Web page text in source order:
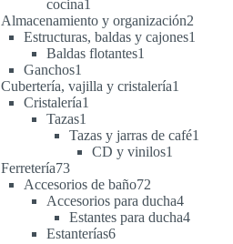
cocina1
producto
Almacenamiento y organización2
Estructuras, baldas y cajones1
Baldas flotantes1
Ganchos1
producto
Cubertería, vajilla y cristalería1
Cristalería1
Tazas1
producto
Tazas y jarras de café1
CD y vinilos1
Ferretería7373
productos
Accesorios de baño72
productos
Accesorios para ducha44
productos
Estantes para ducha44
Estanterías66